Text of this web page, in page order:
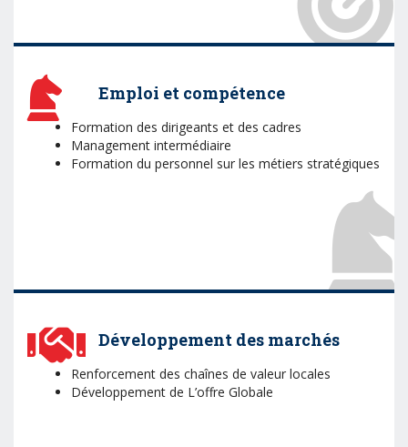
Emploi et compétence
Formation des dirigeants et des cadres
Management intermédiaire
Formation du personnel sur les métiers stratégiques
Développement des marchés
Renforcement des chaînes de valeur locales
Développement de L’offre Globale